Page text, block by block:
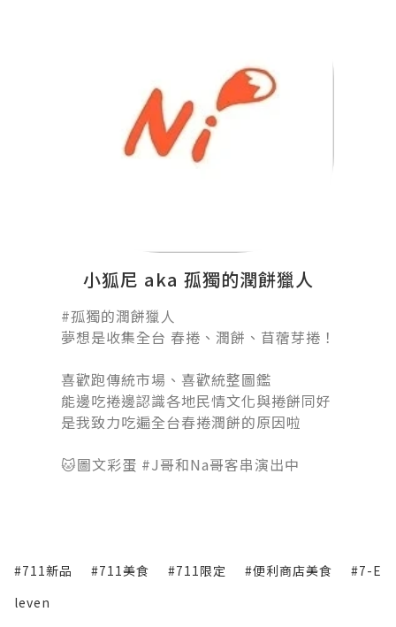
小狐尼 aka 孤獨的潤餅獵人
#孤獨的潤餅獵人󠀠
夢想是收集全台 春捲、潤餅、苜蓿芽捲！
喜歡跑傳統市場、喜歡統整圖鑑
能邊吃捲邊認識各地民情文化與捲餅同好
是我致力吃遍全台春捲潤餅的原因啦
🐱圖文彩蛋 #J哥和Na哥客串演出中
#711新品 #711美食 #711限定 #便利商店美食
#7-E
leven